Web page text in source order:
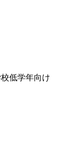
低学年向け